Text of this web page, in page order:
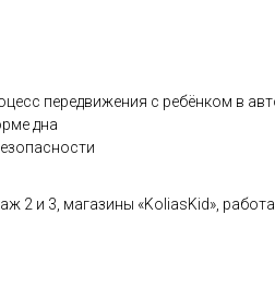
передвижения с ребёнком в
дна
2 и 3, магазины «KoliasKid»,